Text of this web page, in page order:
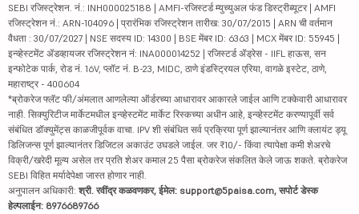
SEBI रजिस्ट्रेशन. नं.: INH000025188 | AMFI-रजिस्टर्ड म्युच्युअल फंड डिस्ट्रीब्यूटर | AMFI
रजिस्ट्रेशन नं.: ARN-104096 | प्रारंभिक रजिस्ट्रेशन तारीख: 30/07/2015 | ARN ची वर्तमान
वैधता : 30/07/2027 | NSE सदस्य ID: 14300 | BSE मेंबर ID: 6363 | MCX मेंबर ID: 55945 |
इन्व्हेस्टमेंट ॲडव्हायजर रजिस्ट्रेशन नं: INA000014252 | रजिस्टर्ड ॲड्रेस - IIFL हाऊस, सन
इन्फोटेक पार्क, रोड नं. 16V, प्लॉट नं. B-23, MIDC, ठाणे इंडस्ट्रियल एरिया, वागळे इस्टेट, ठाणे,
महाराष्ट्र - 400604
*ब्रोकरेज फ्लॅट फी/अंमलात आणलेल्या ऑर्डरच्या आधारावर आकारले जाईल आणि टक्केवारी आधारावर
नाही. सिक्युरिटीज मार्केटमधील इन्व्हेस्टमेंट मार्केट रिस्कच्या अधीन आहे, इन्व्हेस्टमेंट करण्यापूर्वी सर्व
संबंधित डॉक्युमेंट्स काळजीपूर्वक वाचा. IPV शी संबंधित सर्व प्रक्रिया पूर्ण झाल्यानंतर आणि क्लायंट ड्यू
डिलिजन्स पूर्ण झाल्यानंतर डिजिटल अकाउंट उघडले जाईल. जर ₹10/- किंवा त्यापेक्षा कमी शेअरचे
विक्री/खरेदी मूल्य असेल तर प्रति शेअर कमाल 25 पैसा ब्रोकरेज संकलित केले जाऊ शकते. ब्रोकरेज
SEBI विहित मर्यादेपेक्षा जास्त होणार नाही.
अनुपालन अधिकारी: श्री. रवींद्र कळवणकर, ईमेल: support@5paisa.com, सपोर्ट डेस्क
हेल्पलाईन: 8976689766